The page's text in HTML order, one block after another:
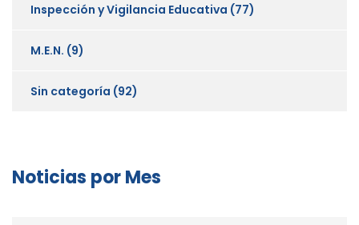
Inspección y Vigilancia Educativa (77)
M.E.N. (9)
Sin categoría (92)
Noticias por Mes